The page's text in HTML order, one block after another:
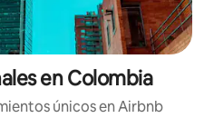
en Colombia
únicos en Airbnb